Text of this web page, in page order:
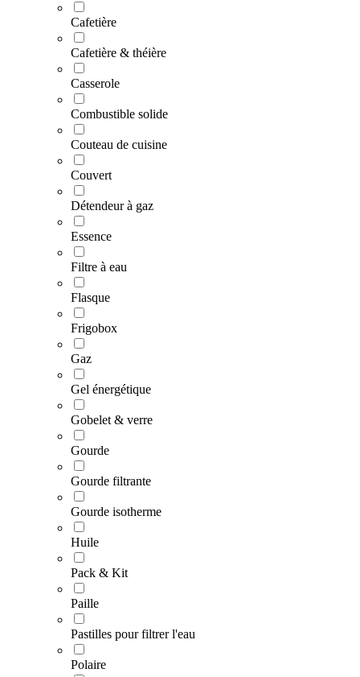
Cafetière
Cafetière & théière
Casserole
Combustible solide
Couteau de cuisine
Couvert
Détendeur à gaz
Essence
Filtre à eau
Flasque
Frigobox
Gaz
Gel énergétique
Gobelet & verre
Gourde
Gourde filtrante
Gourde isotherme
Huile
Pack & Kit
Paille
Pastilles pour filtrer l'eau
Polaire